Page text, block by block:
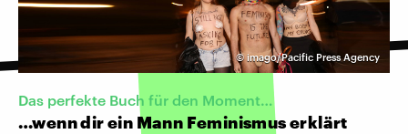
©imago/Pacific Press Agency
Das perfekte Buch für den Moment…
…wenn dir ein Mann Feminismus erklärt